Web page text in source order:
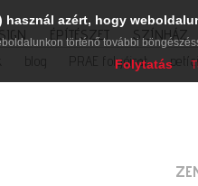
ÉPÍTÉSZET SZÍNHÁZ
PRAE folyóirat
használ azért, hogy
történő további
Folytatás